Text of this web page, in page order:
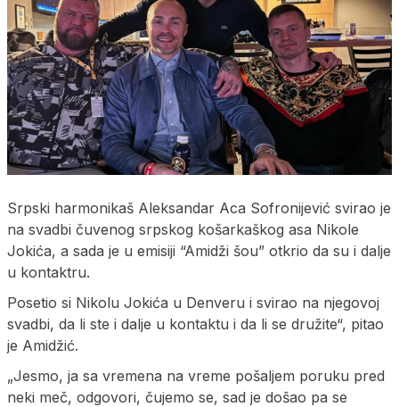
Srpski harmonikaš Aleksandar Aca Sofronijević svirao je
na svadbi čuvenog srpskog košarkaškog asa Nikole
Jokića, a sada je u emisiji “Amidži šou” otkrio da su i dalje
u kontaktru.
Posetio si Nikolu Jokića u Denveru i svirao na njegovoj
svadbi, da li ste i dalje u kontaktu i da li se družite“, pitao
je Amidžić.
„Jesmo, ja sa vremena na vreme pošaljem poruku pred
neki meč, odgovori, čujemo se, sad je došao pa se